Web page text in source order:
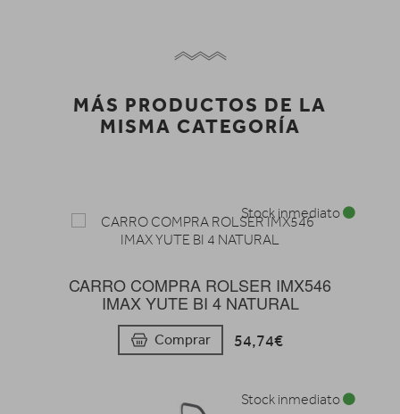
MÁS PRODUCTOS DE LA
MISMA CATEGORÍA
CARRO COMPRA ROLSER IMX546
IMAX YUTE BI 4 NATURAL
Comprar 54,74€
Stock inmediato
Stock inmediato